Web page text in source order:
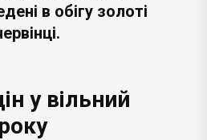
в обігу золоті
у вільний